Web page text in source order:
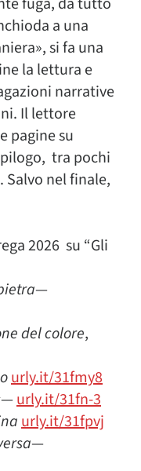
a una
si fa una
la lettura e
narrative
Il lettore
pagine su
tra pochi
Salvo nel finale,
2026 su “Gli
—
del colore,
urly.it/31fmy8
—urly.it/31fn-3
urly.it/31fpvj
—